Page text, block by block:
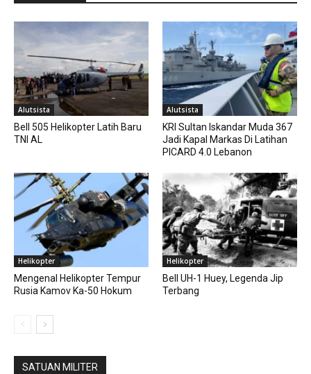
Alutsista
Bell 505 Helikopter Latih Baru
TNI AL
Alutsista
KRI Sultan Iskandar Muda 367
Jadi Kapal Markas Di Latihan
PICARD 4.0 Lebanon
Helikopter
Mengenal Helikopter Tempur
Rusia Kamov Ka-50 Hokum
Helikopter
Bell UH-1 Huey, Legenda Jip
Terbang
SATUAN MILITER